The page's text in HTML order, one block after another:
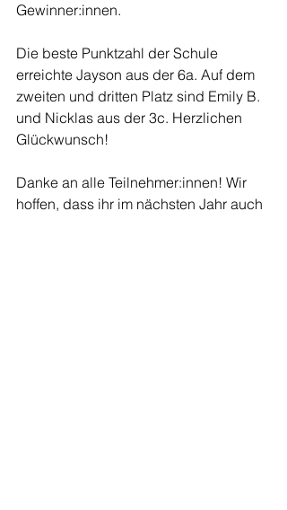
Gewinner:innen.
Die beste Punktzahl der Schule
erreichte Jayson aus der 6a. Auf dem
zweiten und dritten Platz sind Emily B.
und Nicklas aus der 3c. Herzlichen
Glückwunsch!
Danke an alle Teilnehmer:innen! Wir
hoffen, dass ihr im nächsten Jahr auch